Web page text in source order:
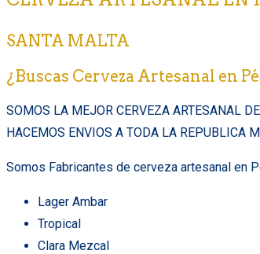
SANTA MALTA
¿Buscas Cerveza Artesanal en
SOMOS LA MEJOR CERVEZA ARTESANAL
HACEMOS ENVIOS A TODA LA REPUBLICA
Somos Fabricantes de cerveza artesanal en
Lager Ambar
Tropical
Clara Mezcal